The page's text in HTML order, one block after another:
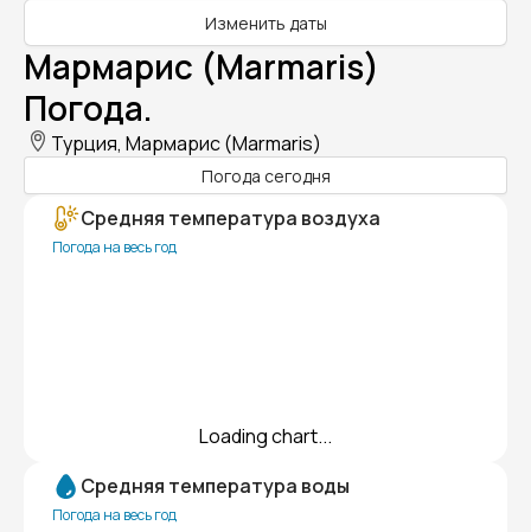
Изменить даты
Мармарис (Marmaris)
Погода.
Турция, Мармарис (Marmaris)
Погода сегодня
Средняя температура воздуха
Погода на весь год
Loading chart...
Средняя температура воды
Погода на весь год